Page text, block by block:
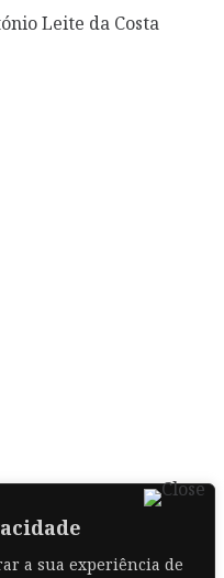
a sua experiência de
the